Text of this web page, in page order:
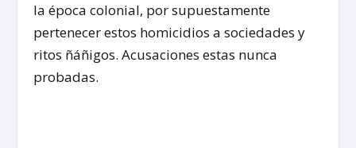
la época colonial, por supuestamente
pertenecer estos homicidios a sociedades y
ritos ñáñigos. Acusaciones estas nunca
probadas.